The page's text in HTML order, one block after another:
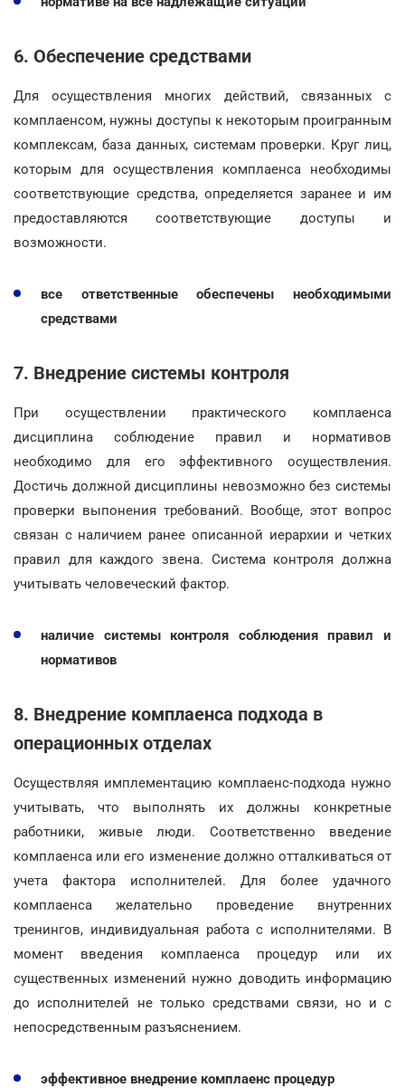
6. Обеспечение средствами
Для осуществления многих действий, связанных с
комплаенсом, нужны доступы к некоторым проигранным
комплексам, база данных, системам проверки. Круг лиц,
которым для осуществления комплаенса необходимы
соответствующие средства, определяется заранее и им
предоставляются соответствующие доступы и
возможности.
все ответственные обеспечены необходимыми
средствами
7. Внедрение системы контроля
При осуществлении практического комплаенса
дисциплина соблюдение правил и нормативов
необходимо для его эффективного осуществления.
Достичь должной дисциплины невозможно без системы
проверки выпонения требований. Вообще, этот вопрос
связан с наличием ранее описанной иерархии и четких
правил для каждого звена. Система контроля должна
учитывать человеческий фактор.
наличие системы контроля соблюдения правил и
нормативов
8. Внедрение комплаенса подхода в
операционных отделах
Осуществляя имплементацию комплаенс-подхода нужно
учитывать, что выполнять их должны конкретные
работники, живые люди. Соответственно введение
комплаенса или его изменение должно отталкиваться от
учета фактора исполнителей. Для более удачного
комплаенса желательно проведение внутренних
тренингов, индивидуальная работа с исполнителями. В
момент введения комплаенса процедур или их
существенных изменений нужно доводить информацию
до исполнителей не только средствами связи, но и с
непосредственным разъяснением.
эффективное внедрение комплаенс процедур